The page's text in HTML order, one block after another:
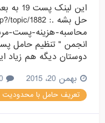
این
انجمن " تنظیم حامل
دوستان دیگه هم زیاد
بهمن 20، 2015
تعریف حامل با